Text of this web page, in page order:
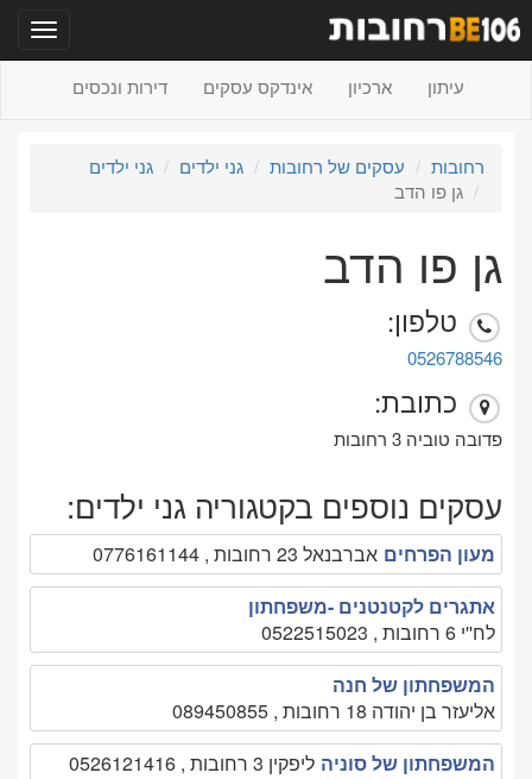
עיתון ארכיון אינדקס עסקים דירות ונכסים
רחובות עסקים של רחובות גני ילדים
גני ילדים
גן פו הדב
גן פו הדב
טלפון:
0526788546
כתובת:
פדובה טוביה 3 רחובות
עסקים נוספים בקטגוריה גני ילדים:
מעון הפרחים אברבנאל 23 רחובות , 0776161144
אתגרים לקטנטנים -משפחתון
לח''י 6 רחובות , 0522515023
המשפחתון של חנה
אליעזר בן יהודה 18 רחובות , 089450855
המשפחתון של סוניה ליפקין 3 רחובות , 0526121416